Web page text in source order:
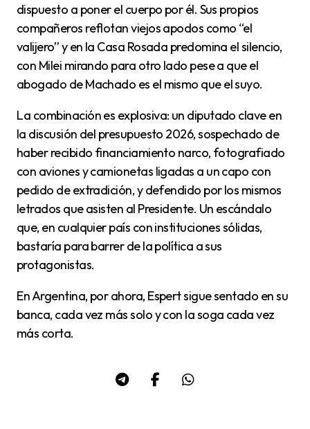
dispuesto a poner el cuerpo por él. Sus propios
compañeros reflotan viejos apodos como “el
valijero” y en la Casa Rosada predomina el silencio,
con Milei mirando para otro lado pese a que el
abogado de Machado es el mismo que el suyo.
La combinación es explosiva: un diputado clave en
la discusión del presupuesto 2026, sospechado de
haber recibido financiamiento narco, fotografiado
con aviones y camionetas ligadas a un capo con
pedido de extradición, y defendido por los mismos
letrados que asisten al Presidente. Un escándalo
que, en cualquier país con instituciones sólidas,
bastaría para barrer de la política a sus
protagonistas.
En Argentina, por ahora, Espert sigue sentado en su
banca, cada vez más solo y con la soga cada vez
más corta.